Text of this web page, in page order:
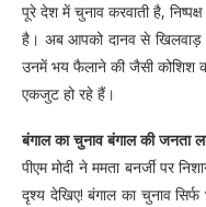
पूरे देश में चुनाव करवाती है,
है। अब आपको दानव से खिलवाड़
उनमें भय फैलाने की जैसी कोशिश
एकजुट हो रहे हैं।
बंगाल का चुनाव बंगाल की जनता
पीएम मोदी ने ममता बनर्जी पर
दृश्‍य देखिए! बंगाल का चुनाव